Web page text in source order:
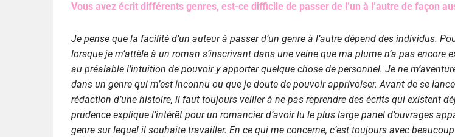
Vous avez écrit différents genres, est-ce difficile de passer de l’un à l’autre de façon
Je pense que la facilité d’un auteur à passer d’un genre à l’autre dépend des individus.
lorsque je m’attèle à un roman s’inscrivant dans une veine que ma plume n’a pas encore
au préalable l’intuition de pouvoir y apporter quelque chose de personnel. Je ne
dans un genre qui m’est inconnu ou que je doute de pouvoir apprivoiser. Avant de se
rédaction d’une histoire, il faut toujours veiller à ne pas reprendre des écrits qui existent
prudence explique l’intérêt pour un romancier d’avoir lu le plus large panel d’ouvrages
genre sur lequel il souhaite travailler. En ce qui me concerne, c’est toujours avec